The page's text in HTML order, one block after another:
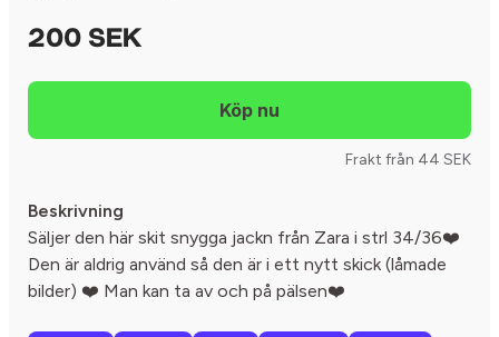
200 SEK
Frakt från 44 SEK
Beskrivning
Säljer den här skit snygga jackn från Zara i strl 34/36❤️
Den är aldrig använd så den är i ett nytt skick (låmade
bilder) ❤️ Man kan ta av och på pälsen❤️